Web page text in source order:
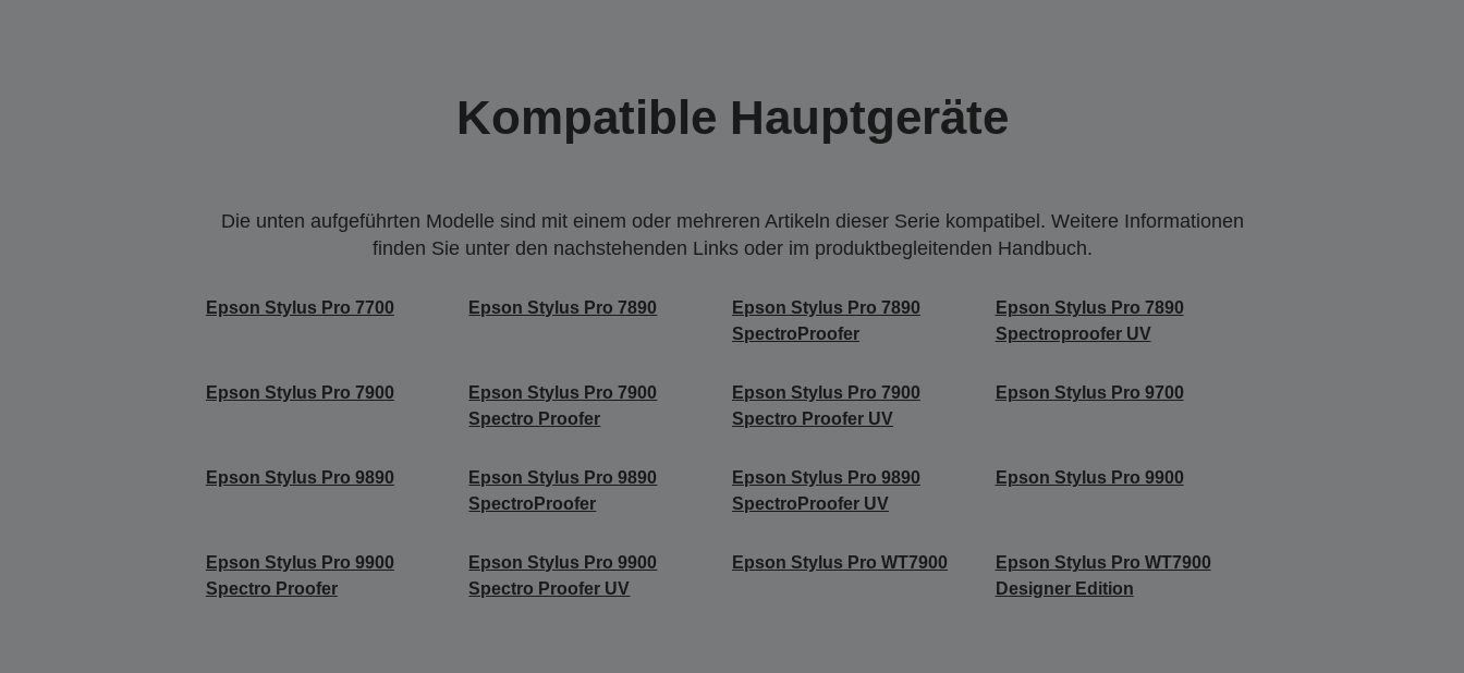
Kompatible Hauptgeräte
Die unten aufgeführten Modelle sind mit einem oder mehreren Artikeln dieser Serie kompatibel. Weitere Informationen
finden Sie unter den nachstehenden Links oder im produktbegleitenden Handbuch.
Epson Stylus Pro 7700 Epson Stylus Pro 7890
Epson Stylus Pro 7890
SpectroProofer
Epson Stylus Pro 7890
Spectroproofer UV
Epson Stylus Pro 7900
Epson Stylus Pro 7900
Spectro Proofer
Epson Stylus Pro 7900
Spectro Proofer UV
Epson Stylus Pro 9700
Epson Stylus Pro 9890
Epson Stylus Pro 9890
SpectroProofer
Epson Stylus Pro 9890
SpectroProofer UV
Epson Stylus Pro 9900
Epson Stylus Pro 9900
Spectro Proofer
Epson Stylus Pro 9900
Spectro Proofer UV
Epson Stylus Pro WT7900
Epson Stylus Pro WT7900
Designer Edition